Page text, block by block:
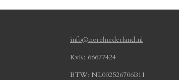
info@norelnederland.nl
KvK: 66677424
BTW: NL002526706B11